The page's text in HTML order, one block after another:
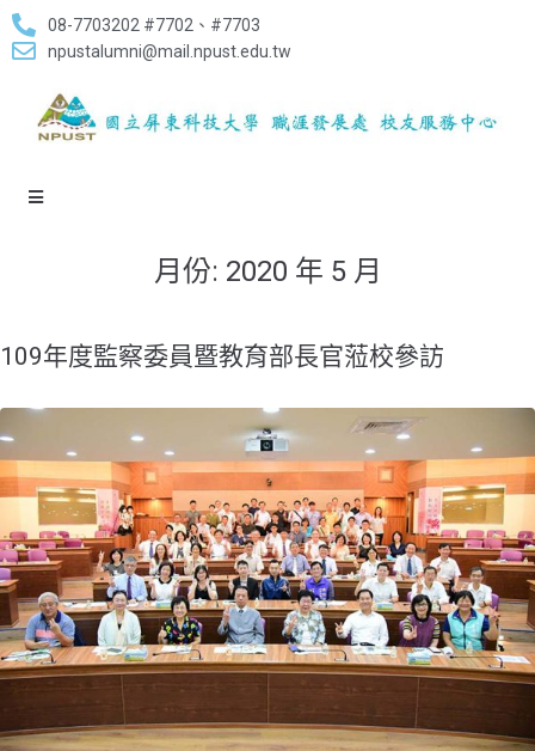
08-7703202 #7702、#7703
npustalumni@mail.npust.edu.tw
月份: 2020 年 5 月
109年度監察委員暨教育部長官蒞校參訪